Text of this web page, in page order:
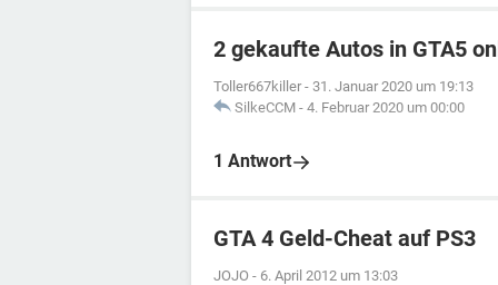
2 gekaufte Autos in GTA5
Toller667killer - 31. Januar 2020 um 19:13
SilkeCCM - 4. Februar 2020 um 00:00
1 Antwort
GTA 4 Geld-Cheat auf PS3
JOJO - 6. April 2012 um 13:03